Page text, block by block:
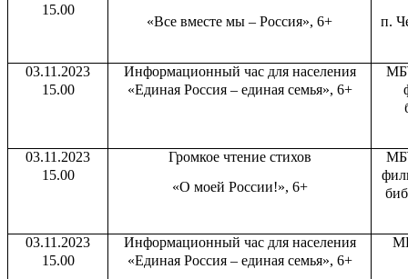
15.00
«Все вместе мы – Россия», 6+
п.
03.11.2023
15.00
Информационный час для населения
«Единая Россия – единая семья», 6+
03.11.2023
15.00
Громкое чтение стихов
«О моей России!», 6+
03.11.2023
15.00
Информационный час для населения
«Единая Россия – единая семья», 6+